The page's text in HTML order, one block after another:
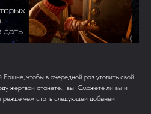
чтобы в очередной раз утолить свой
жертвой станете… вы! Сможете ли вы и
чем стать следующей добычей